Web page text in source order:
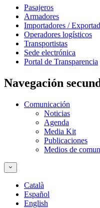
Pasajeros
Armadores
Importadores /
Operadores logísticos
Transportistas
Sede electrónica
Portal de Transparencia
Navegación
Comunicación
Noticias
Agenda
Media Kit
Publicaciones
Medios de
Català
Español
English